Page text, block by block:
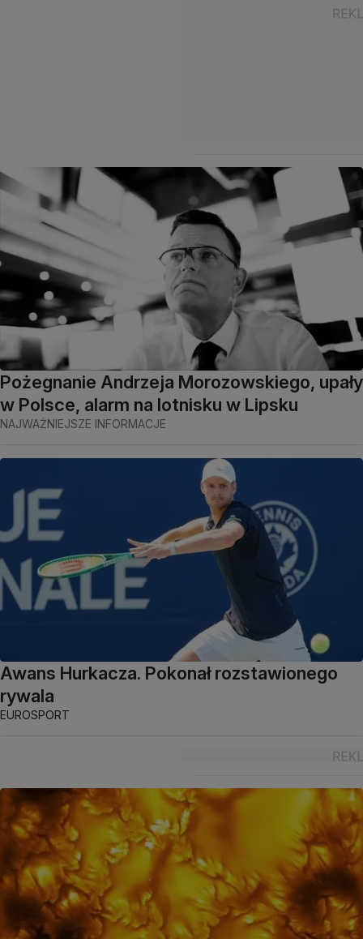
Pożegnanie Andrzeja Morozowskiego, upały
w Polsce, alarm na lotnisku w Lipsku
NAJWAŻNIEJSZE INFORMACJE
Awans Hurkacza. Pokonał rozstawionego
rywala
EUROSPORT